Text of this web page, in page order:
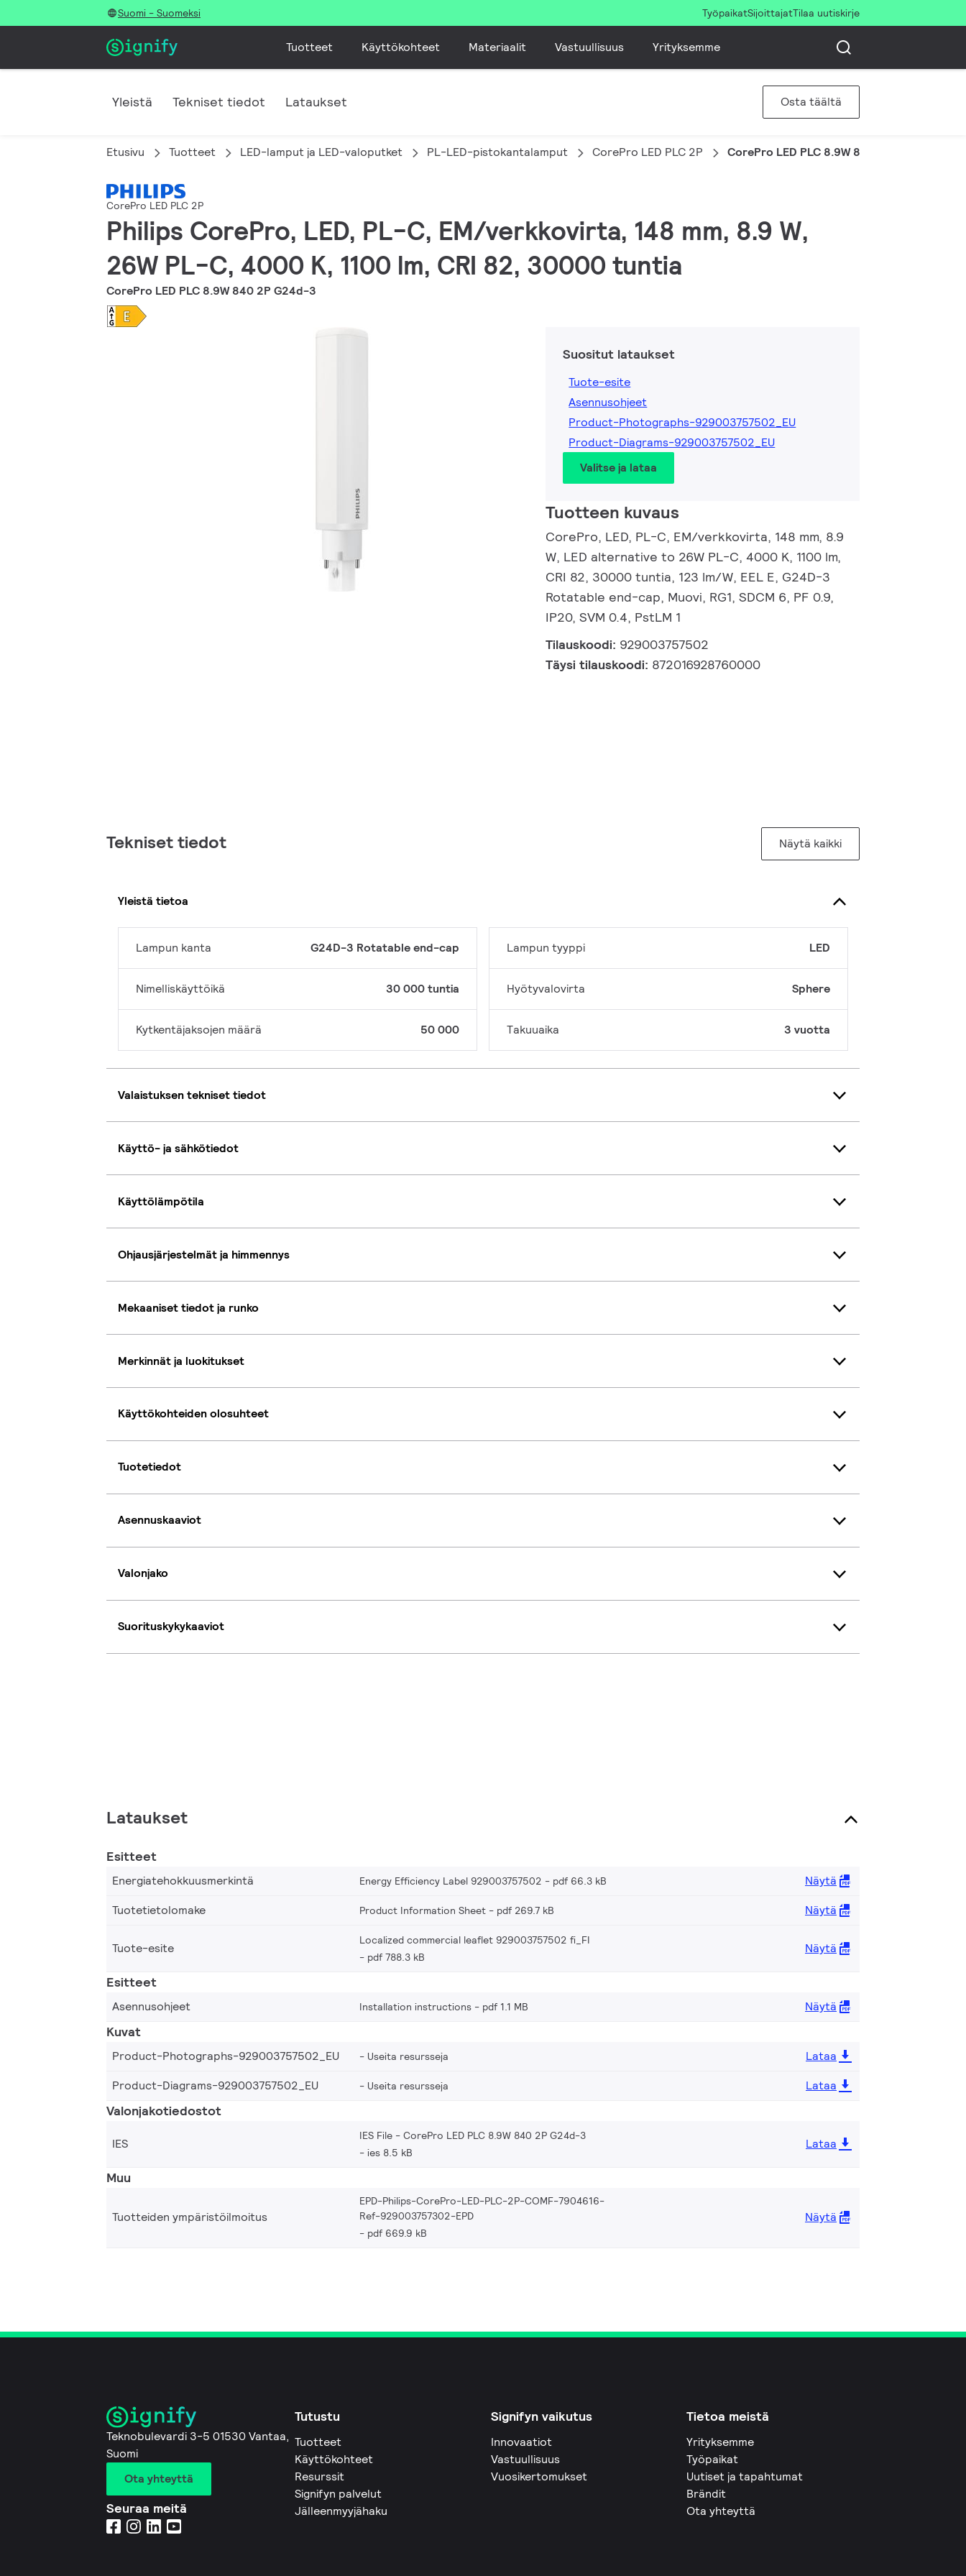
Suomi - Suomeksi TyöpaikatSijoittajatTilaa uutiskirje
Tuotteet Käyttökohteet Materiaalit Vastuullisuus Yrityksemme
Yleistä Tekniset tiedot Lataukset Osta täältä
Etusivu Tuotteet LED-lamput ja LED-valoputket PL-LED-pistokantalamput CorePro LED PLC 2P CorePro LED PLC 8.9W 840 2P G24d-3
CorePro LED PLC 2P
Philips CorePro, LED, PL-C, EM/verkkovirta, 148 mm, 8.9 W,
26W PL-C, 4000 K, 1100 lm, CRI 82, 30000 tuntia
CorePro LED PLC 8.9W 840 2P G24d-3
Suositut lataukset
Tuote-esite
Asennusohjeet
Product-Photographs-929003757502_EU
Product-Diagrams-929003757502_EU
Valitse ja lataa
Tuotteen kuvaus
CorePro, LED, PL-C, EM/verkkovirta, 148 mm, 8.9
W, LED alternative to 26W PL-C, 4000 K, 1100 lm,
CRI 82, 30000 tuntia, 123 lm/W, EEL E, G24D-3
Rotatable end-cap, Muovi, RG1, SDCM 6, PF 0.9,
IP20, SVM 0.4, PstLM 1
Tilauskoodi: 929003757502
Täysi tilauskoodi: 872016928760000
Tekniset tiedot Näytä kaikki
Yleistä tietoa
Lampun kanta G24D-3 Rotatable end-cap
Nimelliskäyttöikä 30 000 tuntia
Kytkentäjaksojen määrä 50 000
Lampun tyyppi LED
Hyötyvalovirta Sphere
Takuuaika 3 vuotta
Valaistuksen tekniset tiedot
Käyttö- ja sähkötiedot
Käyttölämpötila
Ohjausjärjestelmät ja himmennys
Mekaaniset tiedot ja runko
Merkinnät ja luokitukset
Käyttökohteiden olosuhteet
Tuotetiedot
Asennuskaaviot
Valonjako
Suorituskykykaaviot
Lataukset
Esitteet
Energiatehokkuusmerkintä Energy Efficiency Label 929003757502 pdf 66.3 kB
Näytä
Tuotetietolomake
Product Information Sheet pdf 269.7 kB Näytä
Tuote-esite
Localized commercial leaflet 929003757502 fi_FI
pdf 788.3 kB
Näytä
Esitteet
Asennusohjeet Installation instructions pdf 1.1 MB Näytä
Kuvat
Product-Photographs-929003757502_EU Useita resursseja
Lataa
Product-Diagrams-929003757502_EU
Useita resursseja Lataa
Valonjakotiedostot
IES
IES File - CorePro LED PLC 8.9W 840 2P G24d-3
ies 8.5 kB
Lataa
Muu
Tuotteiden ympäristöilmoitus
EPD-Philips-CorePro-LED-PLC-2P-COMF-7904616-
Ref-929003757302-EPD
pdf 669.9 kB
Näytä
Teknobulevardi 3-5 01530 Vantaa,
Suomi
Ota yhteyttä
Seuraa meitä
Tutustu
Tuotteet
Käyttökohteet
Resurssit
Signifyn palvelut
Jälleenmyyjähaku
Signifyn vaikutus
Innovaatiot
Vastuullisuus
Vuosikertomukset
Tietoa meistä
Yrityksemme
Työpaikat
Uutiset ja tapahtumat
Brändit
Ota yhteyttä